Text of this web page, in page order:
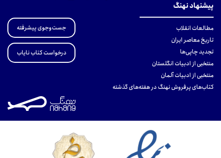
پیشنهاد نهنگ
مطالعات انقلاب
تاریخ معاصر ایران
تجدید چاپی‌ها
منتخبی از ادبیات انگلستان
منتخبی از ادبیات آلمان
کتاب‌های پرفروش نهنگ در هفته‌های گذشته
جست‌وجوی پیشرفته
درخواست کتاب نایاب